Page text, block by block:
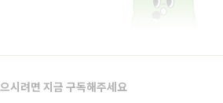
시려면 지금 구독해주세요